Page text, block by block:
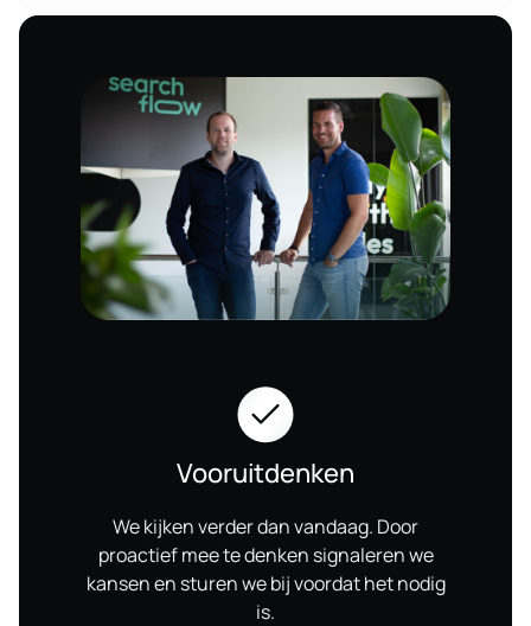
Vooruitdenken
We kijken verder dan vandaag. Door
proactief mee te denken signaleren we
kansen en sturen we bij voordat het nodig
is.